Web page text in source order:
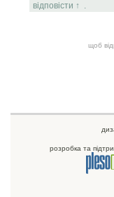
відповісти ↑ .
щоб
розробка та